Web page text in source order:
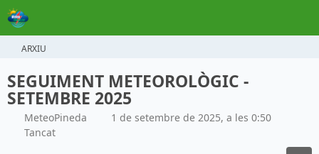
ARXIU
SEGUIMENT METEOROLÒGIC -
SETEMBRE 2025
MeteoPineda
1 de setembre de 2025, a les 0:50
Tancat